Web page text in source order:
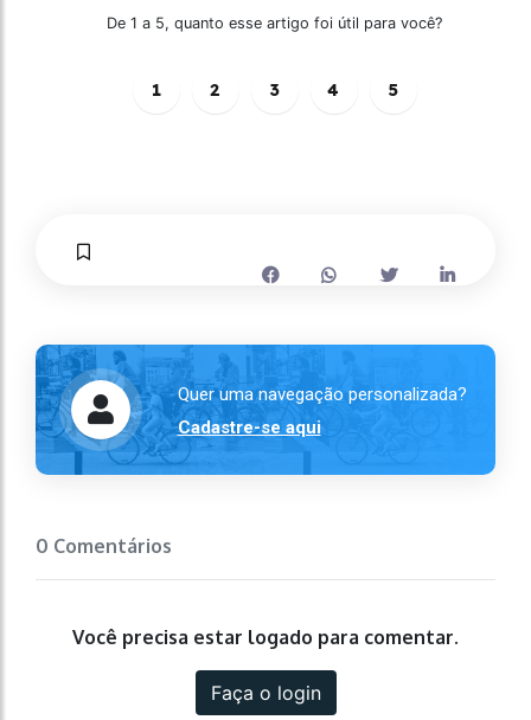
De 1 a 5, quanto esse artigo foi útil para você?
1 2 3 4 5
Quer uma navegação personalizada?
Cadastre-se aqui
0 Comentários
Você precisa estar logado para comentar.
Faça o login